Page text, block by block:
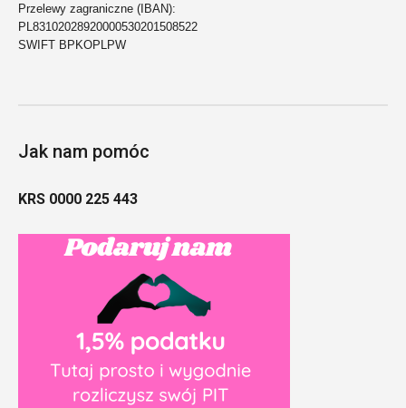
Przelewy zagraniczne (IBAN):
PL83102028920000530201508522
SWIFT BPKOPLPW
Jak nam pomóc
KRS 0000 225 443